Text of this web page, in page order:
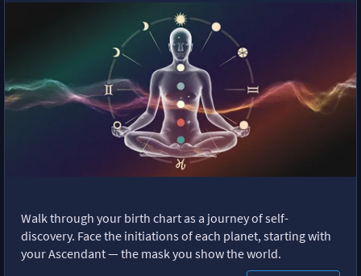
Walk through your birth chart as a journey of self-
discovery. Face the initiations of each planet, starting with
your Ascendant — the mask you show the world.